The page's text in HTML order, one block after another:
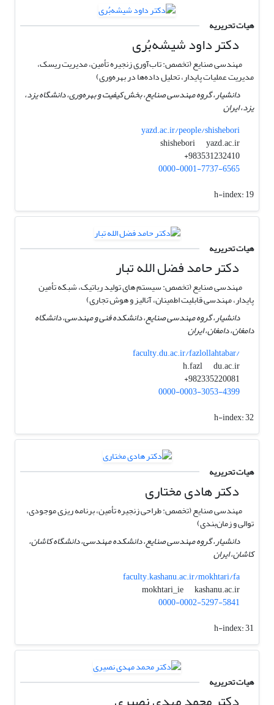
هیات تحریریه
دکتر داود شیشه‌بُری
مهندسی صنایع (تخصص: تاب‌آوری زنجیره تأمین، مدیریت ریسک،
مدیریت عملیات پایدار، تحلیل داده‌ها در بهره‌وری)
دانشیار، گروه مهندسی صنایع، بخش کیفیت و بهره‌وری، دانشگاه یزد،
یزد، ایران
yazd.ac.ir/people/shishebori
shishebori
yazd.ac.ir
983531232410+
0000-0001-7737-6565
h-index:19
هیات تحریریه
دکتر حامد فضل الله تبار
مهندسی صنایع (تخصص: سیستم های تولید رباتیک، شبکه تأمین
پایدار، مهندسی قابلیت اطمینان، آنالیز و هوش تجاری)
دانشیار، گروه مهندسی صنایع، دانشکده فنی و مهندسی، دانشگاه
دامغان، دامغان، ایران
faculty.du.ac.ir/fazlollahtabar/
h.fazl
du.ac.ir
0000-0003-3053-4399
h-index:32
هیات تحریریه
دکتر هادی مختاری
مهندسی صنایع (تخصص: طراحی زنجیره تأمین، برنامه ریزی موجودی،
توالی و زمان‌بندی)
دانشیار، گروه مهندسی صنایع، دانشکده مهندسی، دانشگاه کاشان،
کاشان، ایران
faculty.kashanu.ac.ir/mokhtari/fa
mokhtari_ie
kashanu.ac.ir
0000-0002-5297-5841
h-index:31
هیات تحریریه